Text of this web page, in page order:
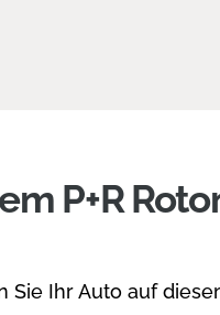
P+R
Sie Ihr Auto auf